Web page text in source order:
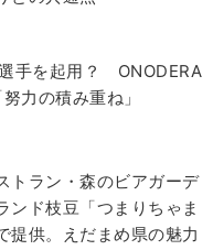
手を起用？ ONODERA
力の積み重ね」
トラン・森のビアガーデ
ンド枝豆「つまりちゃま
提供。えだまめ県の魅力